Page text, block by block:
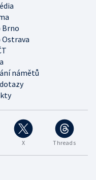
X Threads
Brno
námětů